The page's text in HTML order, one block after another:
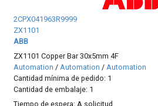
2CPX041963R9999
ZX1101
ABB
ZX1101 Copper Bar 30x5mm 4F
Automation / Automation / Automation
Cantidad mínima de pedido: 1
Cantidad de embalaje: 1
Tiempo de espera:A solicitud